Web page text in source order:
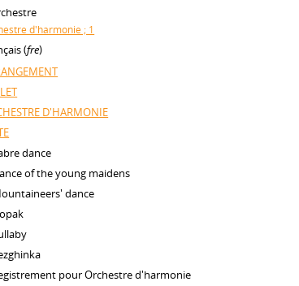
d'harmonie ; 1
(fre)
D'HARMONIE
dance
of the young maidens
dance
pour Orchestre d'harmonie